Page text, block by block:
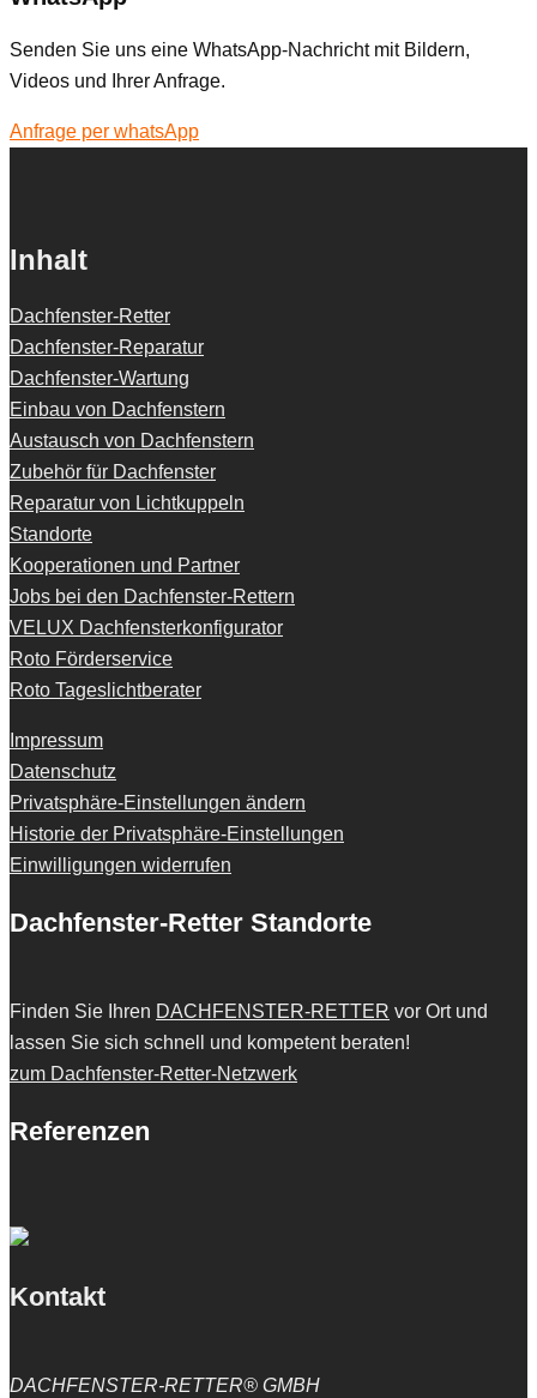
Senden Sie uns eine WhatsApp-Nachricht mit Bildern,
Videos und Ihrer Anfrage.
Anfrage per whatsApp
Inhalt
Dachfenster-Retter
Dachfenster-Reparatur
Dachfenster-Wartung
Einbau von Dachfenstern
Austausch von Dachfenstern
Zubehör für Dachfenster
Reparatur von Lichtkuppeln
Standorte
Kooperationen und Partner
Jobs bei den Dachfenster-Rettern
VELUX Dachfensterkonfigurator
Roto Förderservice
Roto Tageslichtberater
Impressum
Datenschutz
Privatsphäre-Einstellungen ändern
Historie der Privatsphäre-Einstellungen
Einwilligungen widerrufen
Dachfenster-Retter Standorte
Finden Sie Ihren DACHFENSTER-RETTER vor Ort und
lassen Sie sich schnell und kompetent beraten!
zum Dachfenster-Retter-Netzwerk
Referenzen
Kontakt
DACHFENSTER-RETTER® GMBH